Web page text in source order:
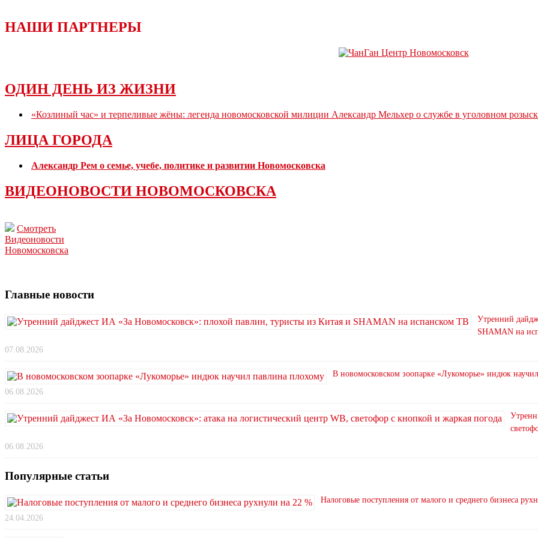
НАШИ ПАРТНЕРЫ
ОДИН ДЕНЬ ИЗ ЖИЗНИ
«Козлиный час» и терпеливые жёны: легенда новомосковской милиции Александр Мельхер о службе в уголовном
ЛИЦА ГОРОДА
Александр Рем о семье, учебе, политике и развитии Новомосковска
ВИДЕОНОВОСТИ НОВОМОСКОВСКА
Смотреть
Видеоновости
Новомосковска
Главные новости
Утренний
SHAMAN на
07.08.2026
В новомосковском зоопарке «Лукоморье» индюк
06.08.2026
06.08.2026
Популярные статьи
Налоговые поступления от малого и среднего бизнеса
24.04.2026